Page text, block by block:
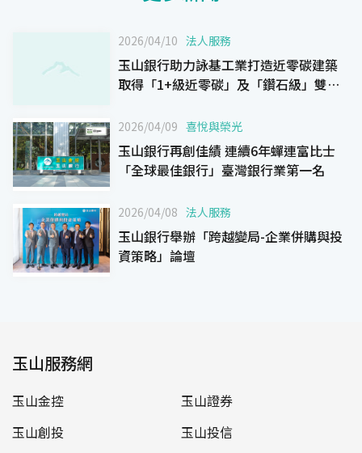
2026/04/10 法人服務
玉山銀行助力詠基工業打造近零碳建築
取得「1+級近零碳」及「鑽石級」雙軌
2026/04/09 喜悅與榮光
玉山銀行再創佳績 連續6年蟬連富比士
「全球最佳銀行」臺灣銀行業第一名
2026/04/08 法人服務
玉山銀行舉辦「跨越變局-企業併購與投
資策略」論壇
玉山服務網
玉山金控
玉山證券
玉山創投
玉山投信